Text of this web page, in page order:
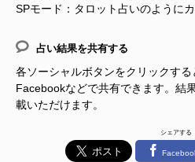
SPモード：タロット占いのように
占い結果を共有する
各ソーシャルボタンをクリックす
Facebookなどで共有できます。結
載いただけます。
シェアする